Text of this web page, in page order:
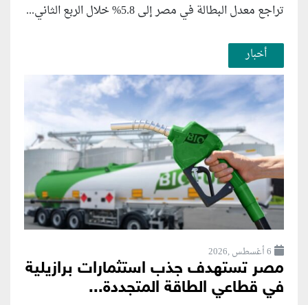
تراجع معدل البطالة في مصر إلى 5.8% خلال الربع الثاني...
أخبار
6 أغسطس ,2026
مصر تستهدف جذب استثمارات برازيلية
في قطاعي الطاقة المتجددة...